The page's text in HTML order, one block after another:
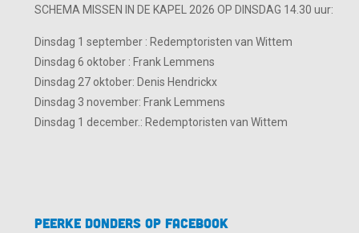
SCHEMA MISSEN IN DE KAPEL 2026 OP DINSDAG 14.30 uur:
Dinsdag 1 september : Redemptoristen van Wittem
Dinsdag 6 oktober : Frank Lemmens
Dinsdag 27 oktober: Denis Hendrickx
Dinsdag 3 november: Frank Lemmens
Dinsdag 1 december.: Redemptoristen van Wittem
Peerke Donders op Facebook